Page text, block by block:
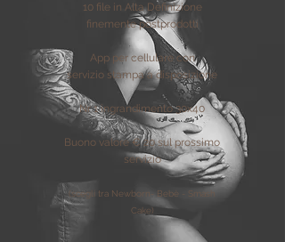
10 file in Alta Definizione
finemente postprodotti
App per cellulare con
servizio stampa a disposizione
Nr 1 ingrandimento 30x40
Buono valore € 20 sul prossimo
servizio
(scegli tra Newborn- Bebè - Smash
Cake)